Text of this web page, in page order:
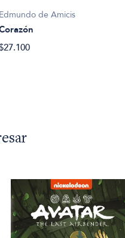
Edmundo de Amicis